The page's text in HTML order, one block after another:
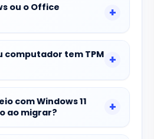
ou o Office
computador tem TPM
com Windows 11
ao migrar?